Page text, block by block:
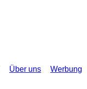
Über uns Werbung